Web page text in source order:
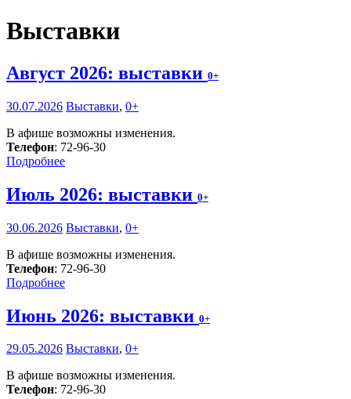
Выставки
Август 2026: выставки 0+
30.07.2026 Выставки, 0+
В афише возможны изменения.
Телефон: 72-96-30
Подробнее
Июль 2026: выставки 0+
30.06.2026 Выставки, 0+
В афише возможны изменения.
Телефон: 72-96-30
Подробнее
Июнь 2026: выставки 0+
29.05.2026 Выставки, 0+
В афише возможны изменения.
Телефон: 72-96-30